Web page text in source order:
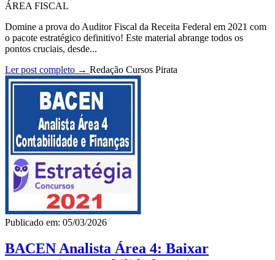
ÁREA FISCAL
Domine a prova do Auditor Fiscal da Receita Federal em 2021 com
o pacote estratégico definitivo! Este material abrange todos os
pontos cruciais, desde...
Ler post completo → Redação Cursos Pirata
Publicado em: 05/03/2026
BACEN Analista Área 4: Baixar